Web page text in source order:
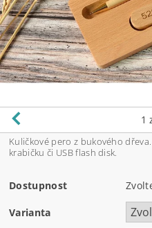
1
Kuličkové pero z bukového
krabičku či USB flash disk.
Dostupnost
Varianta